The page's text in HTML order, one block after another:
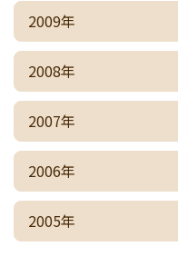
2009年
2008年
2007年
2006年
2005年